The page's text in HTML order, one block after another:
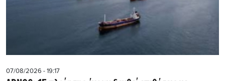
07/08/2026 - 19:17